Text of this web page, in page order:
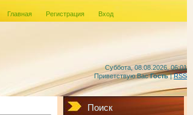
Суббота, 08.08.2026, 06:01
Приветствую Вас Гость|RSS
Главная Регистрация Вход
Поиск